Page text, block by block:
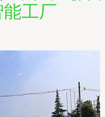
工厂